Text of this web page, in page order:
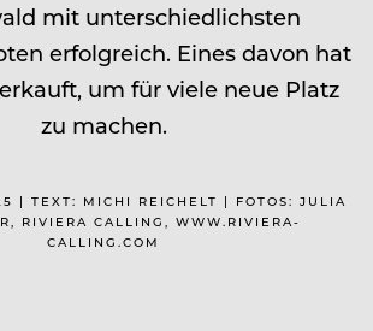
mit unterschiedlichsten
erfolgreich. Eines davon hat
um für viele neue Platz
zu machen.
| TEXT: MICHI REICHELT | FOTOS: JULIA
RIVIERA CALLING, WWW.RIVIERA-
CALLING.COM